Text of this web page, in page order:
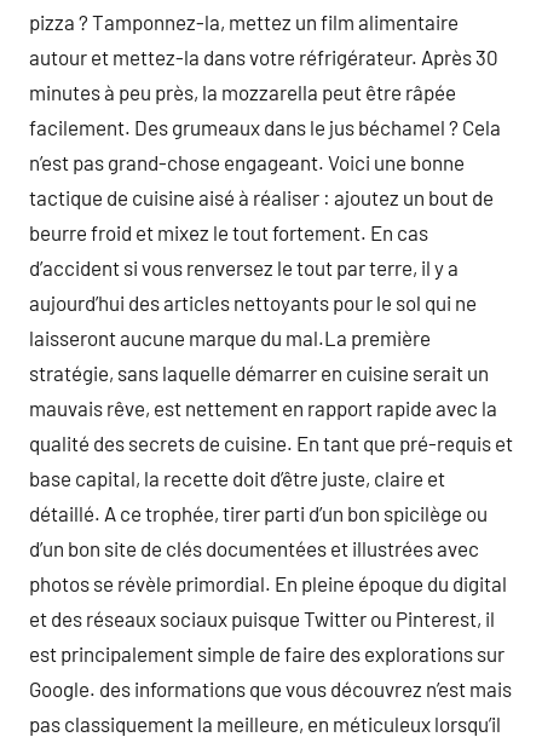
pizza ? Tamponnez-la, mettez un film alimentaire
autour et mettez-la dans votre réfrigérateur. Après 30
minutes à peu près, la mozzarella peut être râpée
facilement. Des grumeaux dans le jus béchamel ? Cela
n’est pas grand-chose engageant. Voici une bonne
tactique de cuisine aisé à réaliser : ajoutez un bout de
beurre froid et mixez le tout fortement. En cas
d’accident si vous renversez le tout par terre, il y a
aujourd’hui des articles nettoyants pour le sol qui ne
laisseront aucune marque du mal.La première
stratégie, sans laquelle démarrer en cuisine serait un
mauvais rêve, est nettement en rapport rapide avec la
qualité des secrets de cuisine. En tant que pré-requis et
base capital, la recette doit d’être juste, claire et
détaillé. A ce trophée, tirer parti d’un bon spicilège ou
d’un bon site de clés documentées et illustrées avec
photos se révèle primordial. En pleine époque du digital
et des réseaux sociaux puisque Twitter ou Pinterest, il
est principalement simple de faire des explorations sur
Google. des informations que vous découvrez n’est mais
pas classiquement la meilleure, en méticuleux lorsqu’il